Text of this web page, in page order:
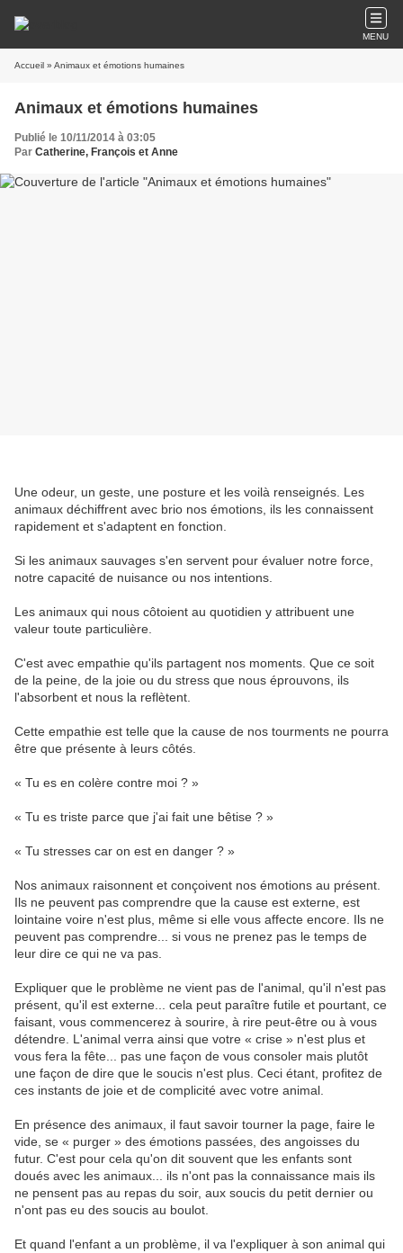
MENU
Accueil » Animaux et émotions humaines
Animaux et émotions humaines
Publié le 10/11/2014 à 03:05
Par Catherine, François et Anne
Une odeur, un geste, une posture et les voilà renseignés. Les
animaux déchiffrent avec brio nos émotions, ils les connaissent
rapidement et s'adaptent en fonction.
Si les animaux sauvages s'en servent pour évaluer notre force,
notre capacité de nuisance ou nos intentions.
Les animaux qui nous côtoient au quotidien y attribuent une
valeur toute particulière.
C'est avec empathie qu'ils partagent nos moments. Que ce soit
de la peine, de la joie ou du stress que nous éprouvons, ils
l'absorbent et nous la reflètent.
Cette empathie est telle que la cause de nos tourments ne pourra
être que présente à leurs côtés.
« Tu es en colère contre moi ? »
« Tu es triste parce que j'ai fait une bêtise ? »
« Tu stresses car on est en danger ? »
Nos animaux raisonnent et conçoivent nos émotions au présent.
Ils ne peuvent pas comprendre que la cause est externe, est
lointaine voire n'est plus, même si elle vous affecte encore. Ils ne
peuvent pas comprendre... si vous ne prenez pas le temps de
leur dire ce qui ne va pas.
Expliquer que le problème ne vient pas de l'animal, qu'il n'est pas
présent, qu'il est externe... cela peut paraître futile et pourtant, ce
faisant, vous commencerez à sourire, à rire peut-être ou à vous
détendre. L'animal verra ainsi que votre « crise » n'est plus et
vous fera la fête... pas une façon de vous consoler mais plutôt
une façon de dire que le soucis n'est plus. Ceci étant, profitez de
ces instants de joie et de complicité avec votre animal.
En présence des animaux, il faut savoir tourner la page, faire le
vide, se « purger » des émotions passées, des angoisses du
futur. C'est pour cela qu'on dit souvent que les enfants sont
doués avec les animaux... ils n'ont pas la connaissance mais ils
ne pensent pas au repas du soir, aux soucis du petit dernier ou
n'ont pas eu des soucis au boulot.
Et quand l'enfant a un problème, il va l'expliquer à son animal qui